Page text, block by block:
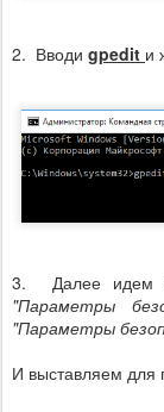
2. Вводи gpedit и
3. Далее идем
"Параметры
"Параметры
И выставляем для